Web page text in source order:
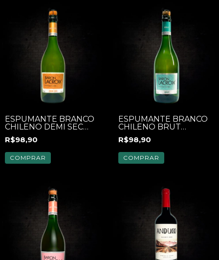
ESPUMANTE BRANCO
CHILENO DEMI SEC
"BARON LACROIX"
DOURADO
R$98,90
COMPRAR
ESPUMANTE BRANCO
CHILENO BRUT
"BARON LACROIX"
750ML
R$98,90
COMPRAR